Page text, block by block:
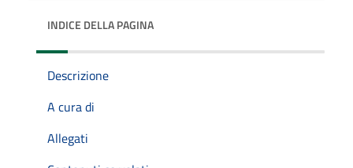
INDICE DELLA PAGINA
Descrizione
A cura di
Allegati